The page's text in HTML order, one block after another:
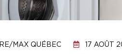
RE/MAX QUÉBEC 17 AOÛT